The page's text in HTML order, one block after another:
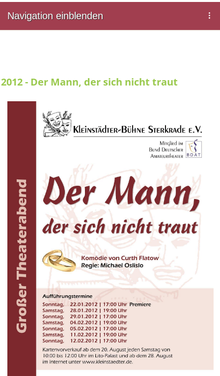
Navigation einblenden
2012 - Der Mann, der sich nicht traut